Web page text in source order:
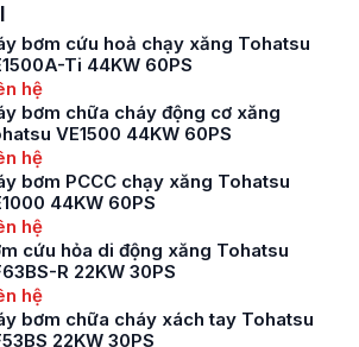
hoả tại Đắk Lắk – Đắk
Lắk là một tỉnh thành
nhu cầu phòng cháy
chữa cháy tăng cao,
công trình lớn như
bơm cứu hoả chạy xăng Tohatsu
Ti 44KW 60PS
hệ
bơm chữa cháy động cơ xăng
VE1500 44KW 60PS
hệ
bơm PCCC chạy xăng Tohatsu
44KW 60PS
hệ
cứu hỏa di động xăng Tohatsu
R 22KW 30PS
hệ
bơm chữa cháy xách tay Tohatsu
22KW 30PS